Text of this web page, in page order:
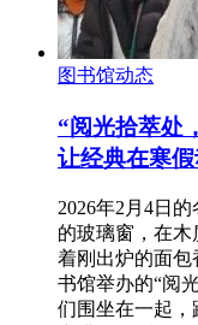
图书馆动态
“阅光拾萃处
让经典在寒
2026年2月4日
的玻璃窗，在
着刚出炉的面包
书馆举办的“阅
们围坐在一起，